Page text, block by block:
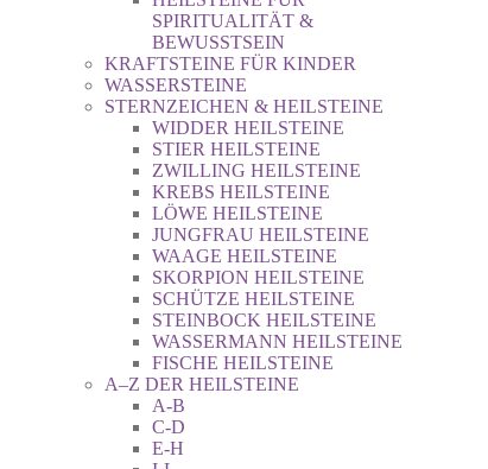
SPIRITUALITÄT &
BEWUSSTSEIN
KRAFTSTEINE FÜR KINDER
WASSERSTEINE
STERNZEICHEN & HEILSTEINE
WIDDER HEILSTEINE
STIER HEILSTEINE
ZWILLING HEILSTEINE
KREBS HEILSTEINE
LÖWE HEILSTEINE
JUNGFRAU HEILSTEINE
WAAGE HEILSTEINE
SKORPION HEILSTEINE
SCHÜTZE HEILSTEINE
STEINBOCK HEILSTEINE
WASSERMANN HEILSTEINE
FISCHE HEILSTEINE
A–Z DER HEILSTEINE
A-B
C-D
E-H